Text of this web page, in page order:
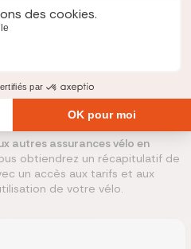
assurance pour mon
autres assurances vélo en
obtiendrez un récapitulatif de
un accès aux tarifs et aux
de votre vélo.